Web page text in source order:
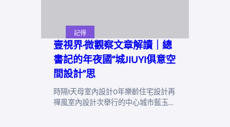
記得
壹視界·微觀察文章解讀｜總
書記的年夜國“城JIUYI俱意空
間設計”思
時隔1天母室內設計0年樂齡住宅設計再
禪風室內設計次舉行的中心城市藍玉…